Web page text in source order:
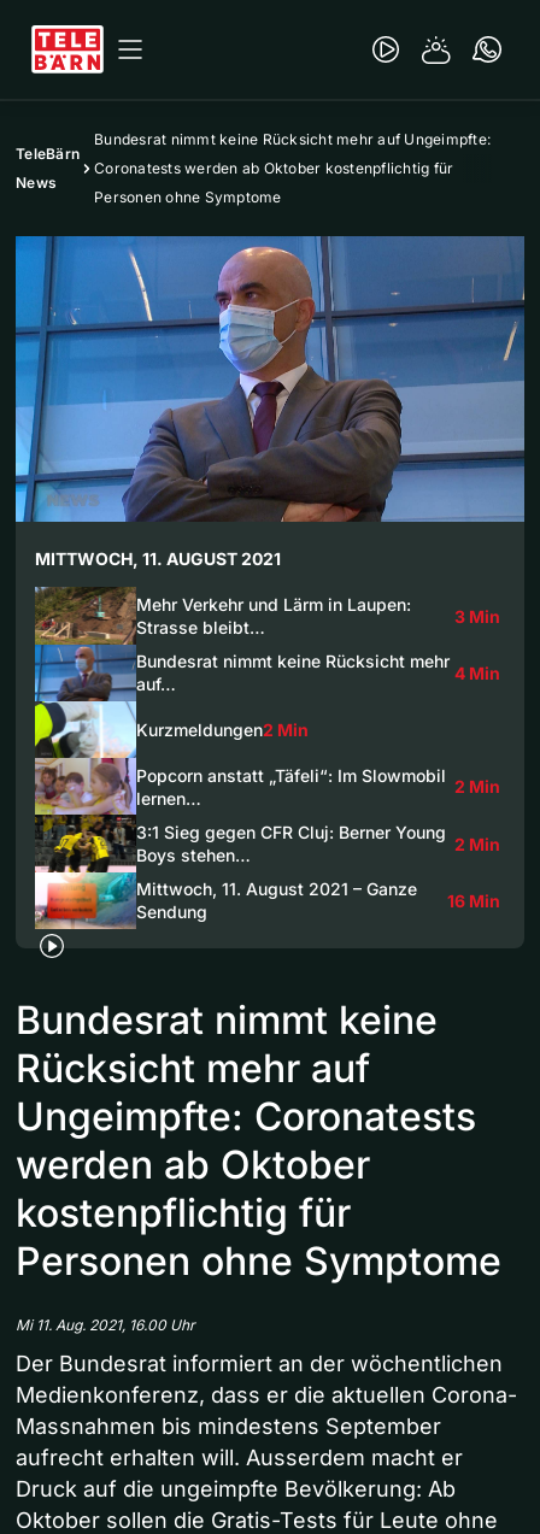
TeleBärn
News
Bundesrat nimmt keine Rücksicht mehr auf Ungeimpfte:
Coronatests werden ab Oktober kostenpflichtig für
Personen ohne Symptome
MITTWOCH, 11. AUGUST 2021
Mehr Verkehr und Lärm in Laupen:
Strasse bleibt…
3 Min
Bundesrat nimmt keine Rücksicht mehr
auf…
4 Min
Kurzmeldungen2 Min
Popcorn anstatt „Täfeli“: Im Slowmobil
lernen…
2 Min
3:1 Sieg gegen CFR Cluj: Berner Young
Boys stehen…
2 Min
Mittwoch, 11. August 2021 – Ganze
Sendung
16 Min
Bundesrat nimmt keine
Rücksicht mehr auf
Ungeimpfte: Coronatests
werden ab Oktober
kostenpflichtig für
Personen ohne Symptome
Mi 11. Aug. 2021, 16.00 Uhr
Der Bundesrat informiert an der wöchentlichen
Medienkonferenz, dass er die aktuellen Corona-
Massnahmen bis mindestens September
aufrecht erhalten will. Ausserdem macht er
Druck auf die ungeimpfte Bevölkerung: Ab
Oktober sollen die Gratis-Tests für Leute ohne